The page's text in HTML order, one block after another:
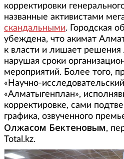
корректировки
названные активистами
скандальными. Городская
убеждена, что акимат
к власти и лишает решения
нарушая сроки
мероприятий. Более того,
«Научно-
«Алматыгенплан»,
корректировке, сами
графика, озвученного
Олжасом Бектеновым,
Total.kz.